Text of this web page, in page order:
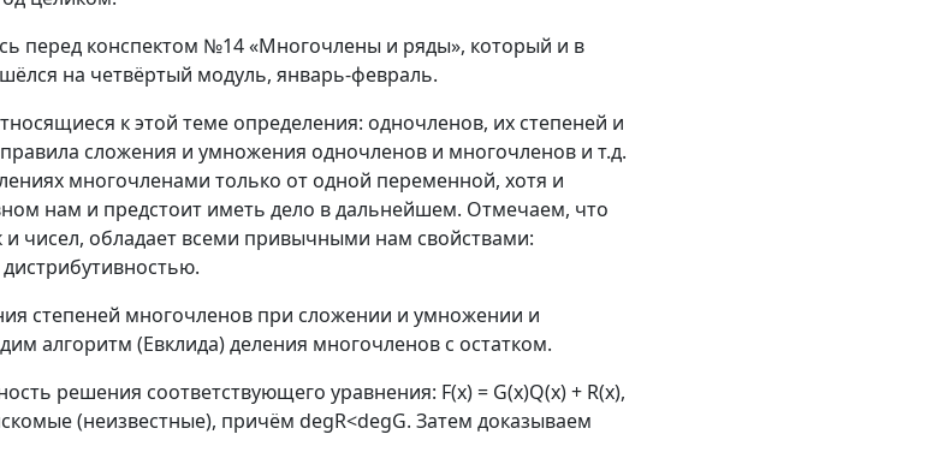
перед конспектом №14 «Многочлены и ряды», который и в
на четвёртый модуль, январь-февраль.
к этой теме определения: одночленов, их степеней и
сложения и умножения одночленов и многочленов и т.д.
многочленами только от одной переменной, хотя и
нам и предстоит иметь дело в дальнейшем. Отмечаем, что
чисел, обладает всеми привычными нам свойствами:
степеней многочленов при сложении и умножении и
алгоритм (Евклида) деления многочленов с остатком.
решения соответствующего уравнения: F(x) = G(x)Q(x) + R(x),
(неизвестные), причём degR<degG. Затем доказываем